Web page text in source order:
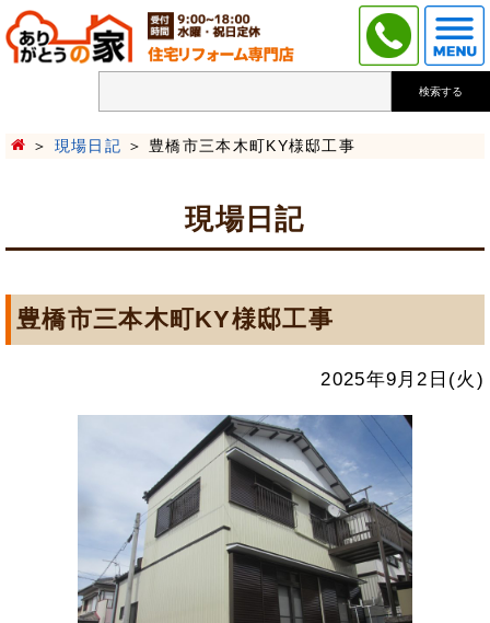
検索する
現場日記 豊橋市三本木町KY様邸工事
現場日記
豊橋市三本木町KY様邸工事
2025年9月2日(火)